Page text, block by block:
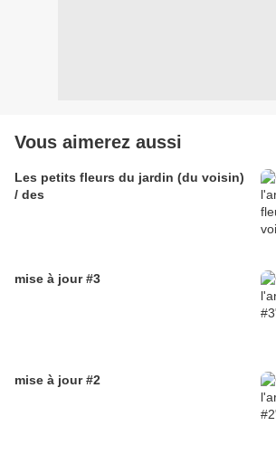
Vous aimerez aussi
Les petits fleurs du jardin (du voisin)
/ des
mise à jour #3
mise à jour #2